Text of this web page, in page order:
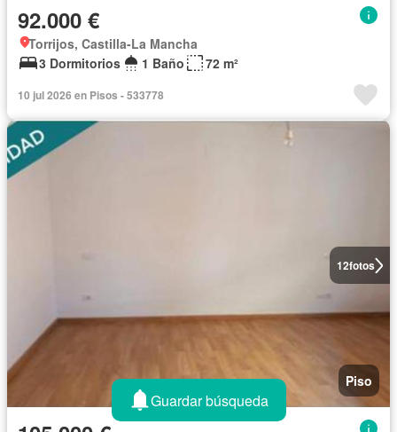
92.000 €
Torrijos, Castilla-La Mancha
3 Dormitorios
1 Baño 72 m²
10 jul 2026 en Pisos - 533778
12fotos
Piso
Guardar búsqueda